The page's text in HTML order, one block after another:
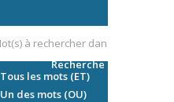
Tous les mots (ET)
Un des mots (OU)
Recherche avancée